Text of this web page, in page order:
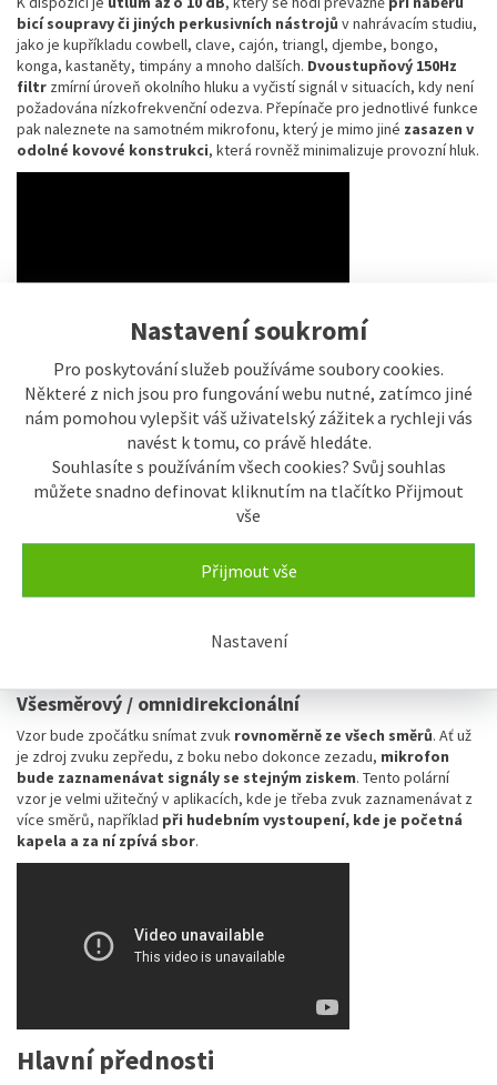
Nastavení soukromí
Pro poskytování služeb používáme soubory cookies.
Některé z nich jsou pro fungování webu nutné, zatímco jiné
nám pomohou vylepšit váš uživatelský zážitek a rychleji vás
navést k tomu, co právě hledáte.
Souhlasíte s používáním všech cookies? Svůj souhlas
můžete snadno definovat kliknutím na tlačítko Přijmout
vše
Přijmout vše
Nastavení
bicí soupravy či jiných perkusivních nástrojů v nahrávacím studiu,
jako je kupříkladu cowbell, clave, cajón, triangl, djembe, bongo,
konga, kastaněty, timpány a mnoho dalších. Dvoustupňový 150Hz
filtr zmírní úroveň okolního hluku a vyčistí signál v situacích, kdy není
požadována nízkofrekvenční odezva. Přepínače pro jednotlivé funkce
pak naleznete na samotném mikrofonu, který je mimo jiné zasazen v
odolné kovové konstrukci, která rovněž minimalizuje provozní hluk.
Výběr směrové charakteristiky
Cardiod
Kardioidní polární vzor centruje zvukový záznam před kapslí a
minimalizuje nežádoucí okolní zvukz ostatních stran a zadní části
mikrofonu. Tento polární vzor je vhodný pro situace, kdy chcete
zachytit konkrétní zdroje zvuku, jako je nahrávání vokálů, kytar,
Obousměrný polární vzor je vzorem osmičky a
strany mikrofonu, a s nízkou citlivostí ze stran. Tento polární vzor je
nejvhodnější pro rozhovory, přednášky, podcasty, akustické nástroje
Všesměrový / omnidirekcionální
Vzor bude zpočátku snímat zvuk rovnoměrně ze všech směrů. Ať už
je zdroj zvuku zepředu, z boku nebo dokonce zezadu, mikrofon
bude zaznamenávat signály se stejným ziskem. Tento polární
vzor je velmi užitečný v aplikacích, kde je třeba zvuk zaznamenávat z
více směrů, například při hudebním vystoupení, kde je početná
kapela a za ní zpívá sbor.
Hlavní přednosti